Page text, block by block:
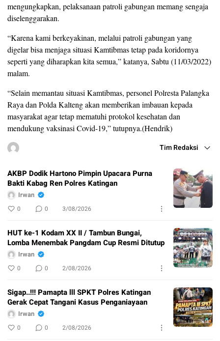
mengungkapkan, pelaksanaan patroli gabungan memang sengaja
diselenggarakan.
“Karena kami berkeyakinan, melalui patroli gabungan yang
digelar bisa menjaga situasi Kamtibmas tetap pada koridornya
seperti yang diharapkan kita semua,” katanya, Sabtu (11/03/2022)
malam.
“Selain memantau situasi Kamtibmas, personel Polresta Palangka
Raya dan Polda Kalteng akan memberikan imbauan kepada
masyarakat agar tetap mematuhi protokol kesehatan dan
mendukung vaksinasi Covid-19,” tutupnya.(Hendrik)
Tim Redaksi
AKBP Dodik Hartono Pimpin Upacara Purna
Bakti Kabag Ren Polres Katingan
Irwan
0 0 3/08/2026
HUT ke-1 Kodam XX II / Tambun Bungai,
Lomba Menembak Pangdam Cup Resmi Ditutup
Irwan
0 0 2/08/2026
Sigap..!!! Pamapta lll SPKT Polres Katingan
Gerak Cepat Tangani Kasus Penganiayaan
Irwan
0 0 2/08/2026